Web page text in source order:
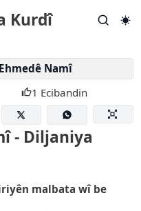
Kurdî
Namî
1 Ecibandin
- Diljaniya
malbata wî be